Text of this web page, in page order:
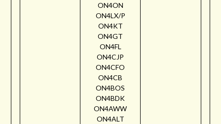
ON4ON
ON4LX/P
ON4KT
ON4GT
ON4FL
ON4CJP
ON4CFO
ON4CB
ON4BOS
ON4BDK
ON4AWW
ON4ALT